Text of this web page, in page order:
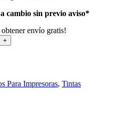
cambio sin previo aviso*
envío gratis!
Para Impresoras, Tintas